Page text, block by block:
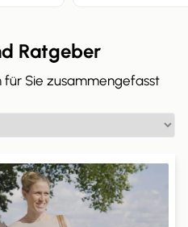
Ratgeber
Sie zusammengefasst